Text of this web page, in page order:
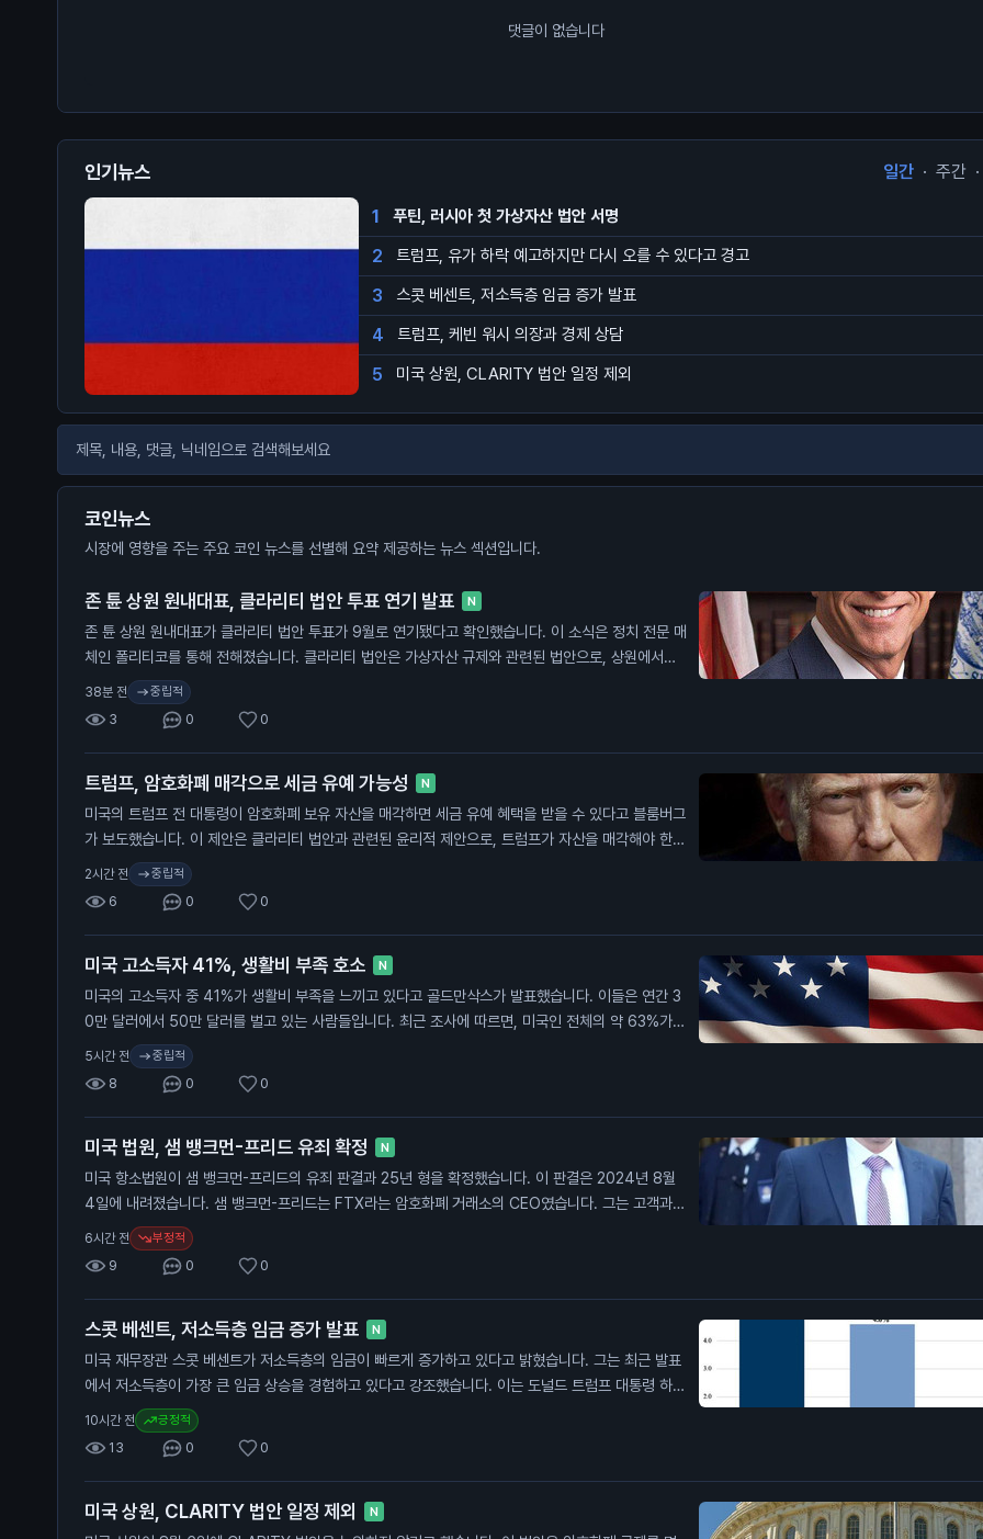
댓글이 없습니다
인기뉴스 일간 · 주간 ·
1 푸틴, 러시아 첫 가상자산 법안 서명
2 트럼프, 유가 하락 예고하지만 다시 오를 수 있다고 경고
3 스콧 베센트, 저소득층 임금 증가 발표
4 트럼프, 케빈 워시 의장과 경제 상담
5 미국 상원, CLARITY 법안 일정 제외
코인뉴스
시장에 영향을 주는 주요 코인 뉴스를 선별해 요약 제공하는 뉴스 섹션입니다.
존 튠 상원 원내대표, 클라리티 법안 투표 연기 발표 N
존 튠 상원 원내대표가 클라리티 법안 투표가 9월로 연기됐다고 확인했습니다. 이 소식은 정치 전문 매
체인 폴리티코를 통해 전해졌습니다. 클라리티 법안은 가상자산 규제와 관련된 법안으로, 상원에서의
투표가 예정되어 있었습니다. 하지만 튠 원내대표는 이번 주 투표가 보장되지 않는다고 밝혔습니다. 이
법안은 통과되면 하원으로 넘어가고, 최종적으로 대통령의 서명이 필요합니다. 이번 투표 연기는 일반
투자자에게 중요한 의미를 가집니다. 클라리티 법안의 지연은 가상자산 시장의 규제 환경에 영향을 줄
수 있으며, 이는 투자자들의 자산 가치에 직접적인 영향을 미칠 수 있습니다.
38분 전 중립적
3 0 0
트럼프, 암호화폐 매각으로 세금 유예 가능성 N
미국의 트럼프 전 대통령이 암호화폐 보유 자산을 매각하면 세금 유예 혜택을 받을 수 있다고 블룸버그
가 보도했습니다. 이 제안은 클라리티 법안과 관련된 윤리적 제안으로, 트럼프가 자산을 매각해야 한다
는 조건이 포함되어 있습니다. 트럼프는 지난해 암호화폐 사업에서 14억 달러(약 1조 8,000억 원)의
수익을 올렸습니다. 클라리티 법안은 암호화폐 산업의 규제를 명확히 하려는 목표를 가지고 있습니다.
이 법안이 통과되면 트럼프는 매각 후 새로운 투자에 자금을 재투자할 수 있어 세금을 절감할 수 있습
니다. 이 뉴스는 일반 투자자에게 중요합니다. 트럼프의 세금 유예가 암호화폐 시장에 미치는 영향은
크며, 법안 통과 여부가 투자 환경에 직접적인 영향을 줄 수 있습니다.
2시간 전 중립적
6 0 0
미국 고소득자 41%, 생활비 부족 호소 N
미국의 고소득자 중 41%가 생활비 부족을 느끼고 있다고 골드만삭스가 발표했습니다. 이들은 연간 3
0만 달러에서 50만 달러를 벌고 있는 사람들입니다. 최근 조사에 따르면, 미국인 전체의 약 63%가
생활비 부족을 겪고 있다고 합니다. 특히 30만 달러에서 50만 달러를 버는 고소득자들 사이에서 이
비율이 크게 증가했습니다. 50만 달러 이상을 버는 사람들도 40%가 생활비에 어려움을 겪고 있다고
합니다. 이 소식은 고소득자들도 경제적 어려움을 겪고 있다는 점에서 중요합니다. 이는 소비자 신뢰도
와 경제 전반에 영향을 미칠 수 있습니다.
5시간 전 중립적
8 0 0
미국 법원, 샘 뱅크먼-프리드 유죄 확정 N
미국 항소법원이 샘 뱅크먼-프리드의 유죄 판결과 25년 형을 확정했습니다. 이 판결은 2024년 8월
4일에 내려졌습니다. 샘 뱅크먼-프리드는 FTX라는 암호화폐 거래소의 CEO였습니다. 그는 고객과
투자자에게서 수십억 달러를 사취한 혐의로 유죄 판결을 받았습니다. 항소법원은 그의 주장을 받아들
이지 않았습니다. 이 판결은 일반 투자자에게 중요한 의미를 가집니다. 뱅크먼-프리드의 범죄가 암호화
폐 시장에 대한 신뢰를 떨어뜨릴 수 있기 때문입니다.
6시간 전 부정적
9 0 0
스콧 베센트, 저소득층 임금 증가 발표 N
미국 재무장관 스콧 베센트가 저소득층의 임금이 빠르게 증가하고 있다고 밝혔습니다. 그는 최근 발표
에서 저소득층이 가장 큰 임금 상승을 경험하고 있다고 강조했습니다. 이는 도널드 트럼프 대통령 하의
경제 성장과 관련이 있습니다. 베센트 장관은 저소득층의 25%가 2%의 실질 임금 상승을 경험했다고
언급했습니다. 이는 트럼프 대통령의 첫 임기 동안 블루칼라 노동자들이 1.7%의 임금 증가를 보였다는
데이터를 기반으로 하고 있습니다. 그는 이제 저소득층이 더 이상 부유층에 뒤처지지 않는다고 주장했
습니다. 이 발표는 일반 투자자에게 중요한 의미를 가집니다. 임금 상승이 소비자 지출에 긍정적인 영
향을 미칠 수 있으며, 이는 경제 성장에 기여할 수 있습니다. 또한, 저소득층의 임금 상승은 인플레이션
10시간 전 긍정적
13 0 0
미국 상원, CLARITY 법안 일정 제외 N